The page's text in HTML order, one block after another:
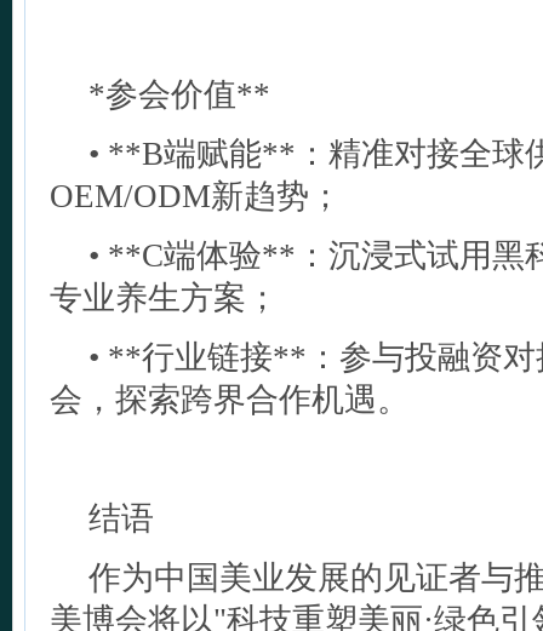
*参会价值**
• **B端赋能**：精准对接全球
OEM/ODM新趋势；
• **C端体验**：沉浸式试用黑
专业养生方案；
• **行业链接**：参与投融资
会，探索跨界合作机遇。
结语
作为中国美业发展的见证者与
美博会将以"科技重塑美丽·绿色